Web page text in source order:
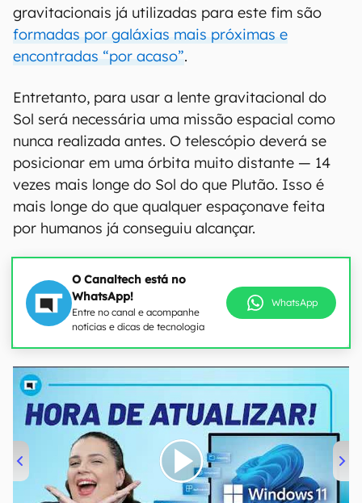
gravitacionais já utilizadas para este fim são
formadas por galáxias mais próximas e
encontradas “por acaso”.
Entretanto, para usar a lente gravitacional do
Sol será necessária uma missão espacial como
nunca realizada antes. O telescópio deverá se
posicionar em uma órbita muito distante — 14
vezes mais longe do Sol do que Plutão. Isso é
mais longe do que qualquer espaçonave feita
por humanos já conseguiu alcançar.
O Canaltech está no
WhatsApp!
Entre no canal e acompanhe
notícias e dicas de tecnologia
WhatsApp